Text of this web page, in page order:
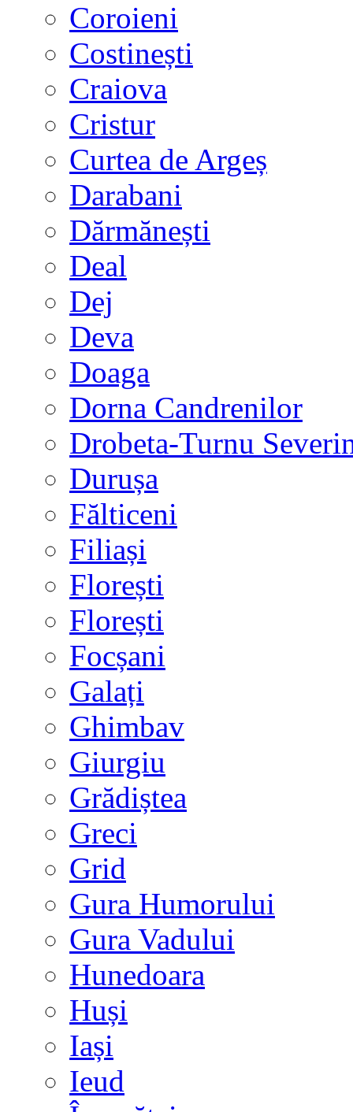
Coroieni
Costinești
Craiova
Cristur
Curtea de Argeș
Darabani
Dărmănești
Deal
Dej
Deva
Doaga
Dorna Candrenilor
Drobeta-Turnu
Durușa
Fălticeni
Filiași
Florești
Florești
Focșani
Galați
Ghimbav
Giurgiu
Grădiștea
Greci
Grid
Gura Humorului
Gura Vadului
Hunedoara
Huși
Iași
Ieud